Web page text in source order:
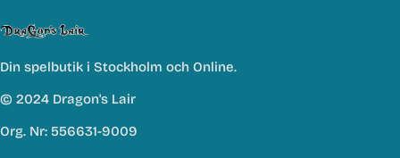
Din spelbutik i Stockholm och Online.
© 2024 Dragon's Lair
Org. Nr: 556631-9009